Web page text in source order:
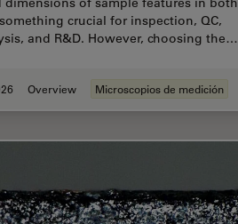
terms of Applications and Properties
crucial for inspection, QC,
and R&D. However, choosing the…
Overview Microscopios de medición